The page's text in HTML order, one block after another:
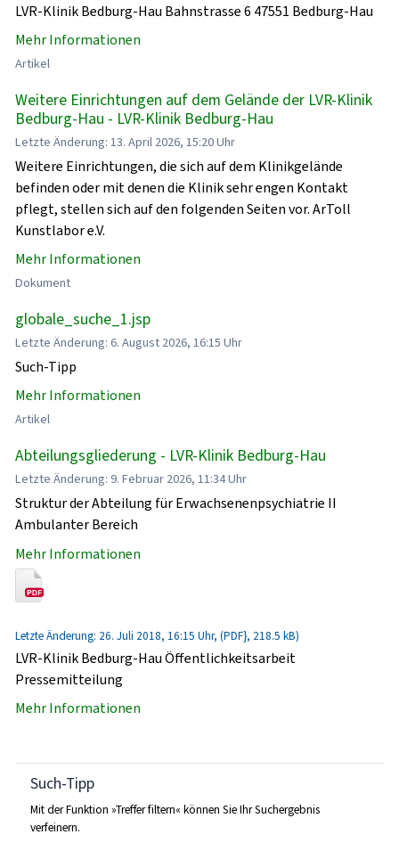
LVR-Klinik Bedburg-Hau Bahnstrasse 6 47551 Bedburg-Hau
Mehr Informationen
Artikel
Weitere Einrichtungen auf dem Gelände der LVR-Klinik
Bedburg-Hau - LVR-Klinik Bedburg-Hau
Letzte Änderung: 13. April 2026, 15:20 Uhr
Weitere Einrichtungen, die sich auf dem Klinikgelände
befinden oder mit denen die Klinik sehr engen Kontakt
pflegt, stellen sich auf den folgenden Seiten vor. ArToll
Kunstlabor e.V.
Mehr Informationen
Dokument
globale_suche_1.jsp
Letzte Änderung: 6. August 2026, 16:15 Uhr
Such-Tipp
Mehr Informationen
Artikel
Abteilungsgliederung - LVR-Klinik Bedburg-Hau
Letzte Änderung: 9. Februar 2026, 11:34 Uhr
Struktur der Abteilung für Erwachsenenpsychiatrie II
Ambulanter Bereich
Mehr Informationen
Letzte Änderung: 26. Juli 2018, 16:15 Uhr, (PDF}, 218.5 kB)
LVR-Klinik Bedburg-Hau Öffentlichkeitsarbeit
Pressemitteilung
Mehr Informationen
Such-Tipp
Mit der Funktion »Treffer filtern« können Sie Ihr Suchergebnis
verfeinern.